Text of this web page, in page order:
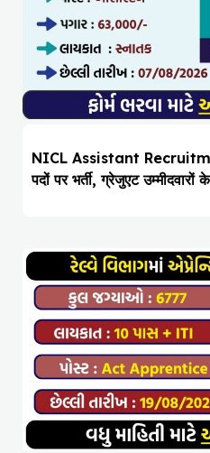
NICL Assistant
पदों पर भर्ती, ग्रेजुएट उम्मीदवारों